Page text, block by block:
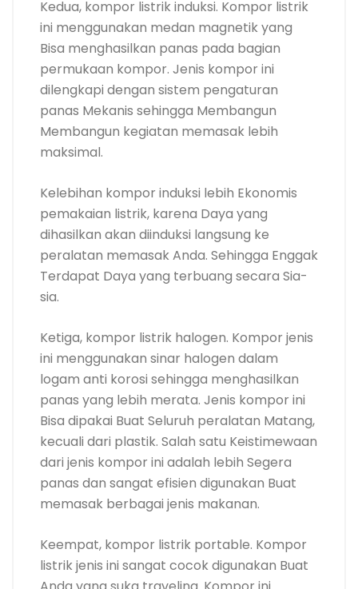
Kedua, kompor listrik induksi. Kompor listrik
ini menggunakan medan magnetik yang
Bisa menghasilkan panas pada bagian
permukaan kompor. Jenis kompor ini
dilengkapi dengan sistem pengaturan
panas Mekanis sehingga Membangun
Membangun kegiatan memasak lebih
maksimal.
Kelebihan kompor induksi lebih Ekonomis
pemakaian listrik, karena Daya yang
dihasilkan akan diinduksi langsung ke
peralatan memasak Anda. Sehingga Enggak
Terdapat Daya yang terbuang secara Sia-
sia.
Ketiga, kompor listrik halogen. Kompor jenis
ini menggunakan sinar halogen dalam
logam anti korosi sehingga menghasilkan
panas yang lebih merata. Jenis kompor ini
Bisa dipakai Buat Seluruh peralatan Matang,
kecuali dari plastik. Salah satu Keistimewaan
dari jenis kompor ini adalah lebih Segera
panas dan sangat efisien digunakan Buat
memasak berbagai jenis makanan.
Keempat, kompor listrik portable. Kompor
listrik jenis ini sangat cocok digunakan Buat